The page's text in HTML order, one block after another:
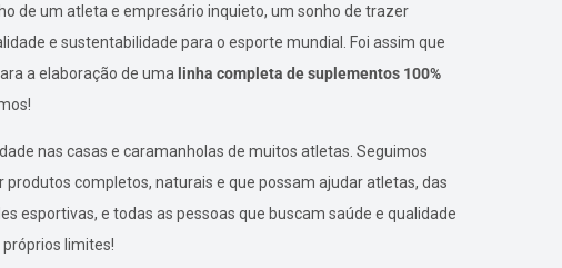
de um atleta e empresário inquieto, um sonho de trazer
e sustentabilidade para o esporte mundial. Foi assim que
a elaboração de uma linha completa de suplementos 100%
nas casas e caramanholas de muitos atletas. Seguimos
produtos completos, naturais e que possam ajudar atletas, das
esportivas, e todas as pessoas que buscam saúde e qualidade
limites!